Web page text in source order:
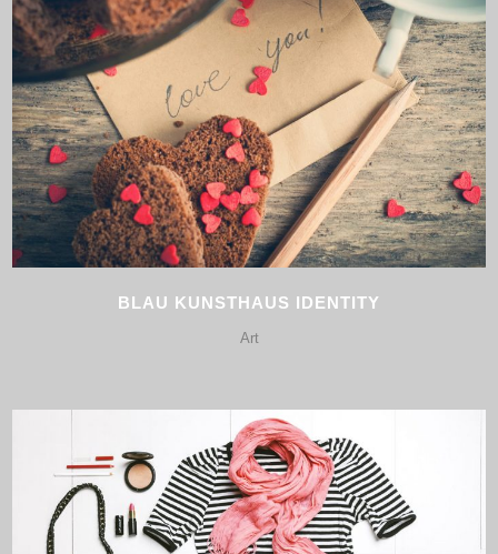
BLAU KUNSTHAUS IDENTITY
Art